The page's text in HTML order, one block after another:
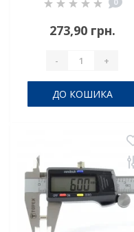
273,90 грн.
- +
ДО КОШИКА